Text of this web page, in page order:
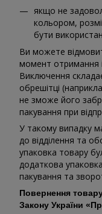
якщо не
кольором,
бути
Ви можете
момент отримання
Виключення
обрешітці
не зможе його
пакування при
У такому випадку
до відділення та
упаковка товару
додаткова
пакування та
Повернення
Закону України